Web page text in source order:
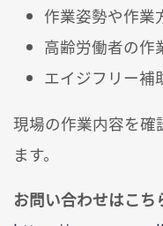
作業姿勢や作業
高齢労働者の作
エイジフリー補
現場の作業内容を確
ます。
お問い合わせはこち